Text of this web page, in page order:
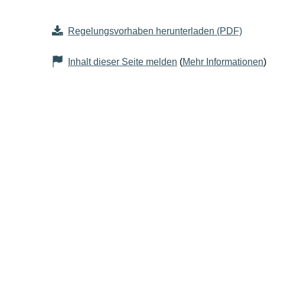
Regelungsvorhaben herunterladen (PDF)
Inhalt dieser Seite melden (Mehr Informationen)